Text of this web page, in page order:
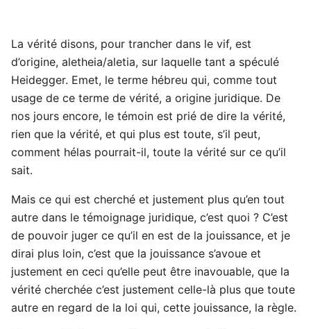
La vérité disons, pour trancher dans le vif, est
d’origine, aletheia/aletia, sur laquelle tant a spéculé
Heidegger. Emet, le terme hébreu qui, comme tout
usage de ce terme de vérité, a origine juridique. De
nos jours encore, le témoin est prié de dire la vérité,
rien que la vérité, et qui plus est toute, s’il peut,
comment hélas pourrait-il, toute la vérité sur ce qu’il
sait.
Mais ce qui est cherché et justement plus qu’en tout
autre dans le témoignage juridique, c’est quoi ? C’est
de pouvoir juger ce qu’il en est de la jouissance, et je
dirai plus loin, c’est que la jouissance s’avoue et
justement en ceci qu’elle peut être inavouable, que la
vérité cherchée c’est justement celle-là plus que toute
autre en regard de la loi qui, cette jouissance, la règle.